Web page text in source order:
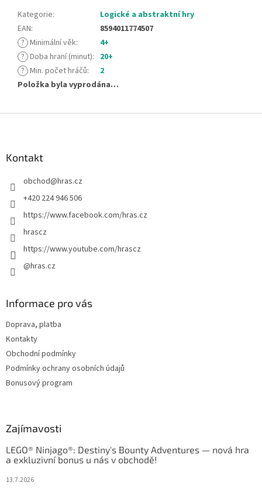
Kategorie:
Logické a abstraktní hry
EAN:
8594011774507
? Minimální věk:
4+
? Doba hraní (minut): 20+
? Min. počet hráčů:
2
Položka byla vyprodána…
Kontakt
obchod@hras.cz
+420 224 946 506
https://www.facebook.com/hras.cz
hrascz
https://www.youtube.com/hrascz
@hras.cz
Informace pro vás
Doprava, platba
Kontakty
Obchodní podmínky
Podmínky ochrany osobních údajů
Bonusový program
Zajímavosti
LEGO® Ninjago®: Destiny's Bounty Adventures — nová hra
a exkluzivní bonus u nás v obchodě!
13.7.2026